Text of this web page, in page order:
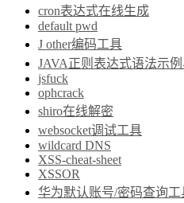
cron表达式在线生成
default pwd
J other编码工具
JAVA正则表达式语法示
jsfuck
ophcrack
shiro在线解密
websocket调试工具
wildcard DNS
XSS-cheat-sheet
XSSOR
华为默认账号/密码查询工